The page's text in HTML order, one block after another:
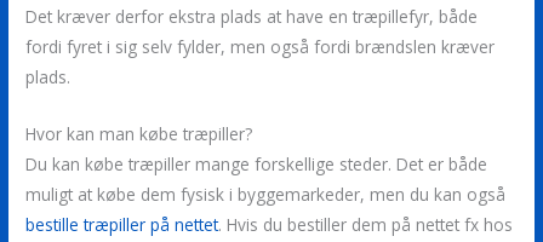
Det kræver derfor ekstra plads at have en træpillefyr, både
fordi fyret i sig selv fylder, men også fordi brændslen kræver
plads.
Hvor kan man købe træpiller?
Du kan købe træpiller mange forskellige steder. Det er både
muligt at købe dem fysisk i byggemarkeder, men du kan også
bestille træpiller på nettet. Hvis du bestiller dem på nettet fx hos